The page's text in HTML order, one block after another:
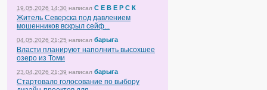
19.05.2026 14:30 написал С Е В Е Р С К
Житель Северска под давлением
мошенников вскрыл сейф...
04.05.2026 21:25 написал барыга
Власти планируют наполнить высохшее
озеро из Томи
23.04.2026 21:39 написал барыга
Стартовало голосование по выбору